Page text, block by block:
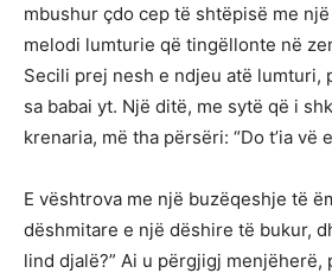
mbushur çdo cep të shtëpisë me
melodi lumturie që tingëllonte në
Secili prej nesh e ndjeu atë lumturi,
sa babai yt. Një ditë, me sytë që i
krenaria, më tha përsëri: “Do t’ia vë
E vështrova me një buzëqeshje të
dëshmitare e një dëshire të bukur,
lind djalë?” Ai u përgjigj menjëherë,